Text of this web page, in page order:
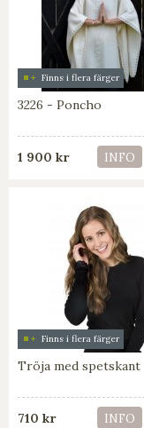
Finns i flera färger
3226 - Poncho
1 900 kr INFO
Finns i flera färger
Tröja med spetskant
710 kr INFO